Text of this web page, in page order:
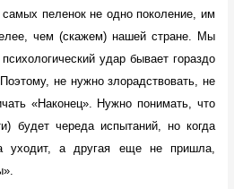
пеленок не одно поколение, им
чем (скажем) нашей стране. Мы
удар бывает гораздо
не нужно злорадствовать, не
«Наконец». Нужно понимать, что
будет череда испытаний, но когда
уходит, а другая еще не пришла,